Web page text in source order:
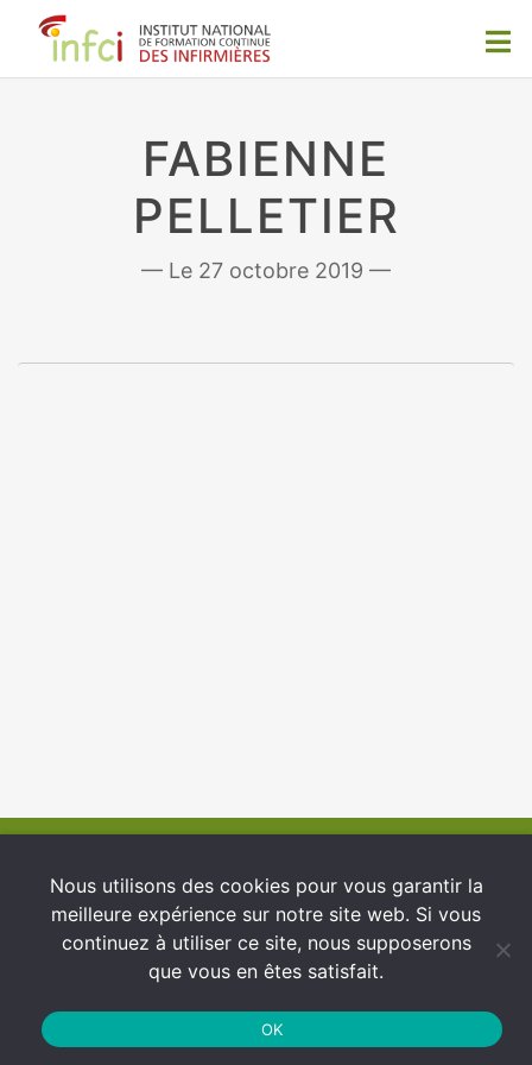
FABIENNE
PELLETIER
27 octobre 2019
Nous utilisons des cookies pour vous garantir la
meilleure expérience sur notre site web. Si vous
continuez à utiliser ce site, nous supposerons
que vous en êtes satisfait.
OK
Conditions générales d’utilisation
Protection des Données